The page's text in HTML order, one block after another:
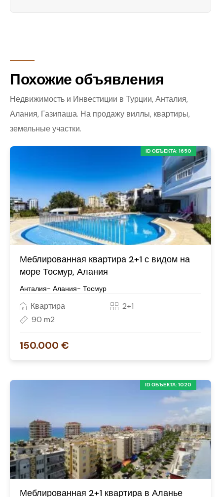
Похожие объявления
Недвижимость и Инвестиции в Турции, Анталия,
Алания, Газипаша. На продажу виллы, квартиры,
земельные участки.
ID ОБЪЕКТА: 1650
Меблированная квартира 2+1 с видом на
море Тосмур, Алания
Анталия- Алания- Тосмур
Квартира
2+1
90 m2
150.000 €
ID ОБЪЕКТА: 1020
Меблированная 2+1 квартира в Аланье